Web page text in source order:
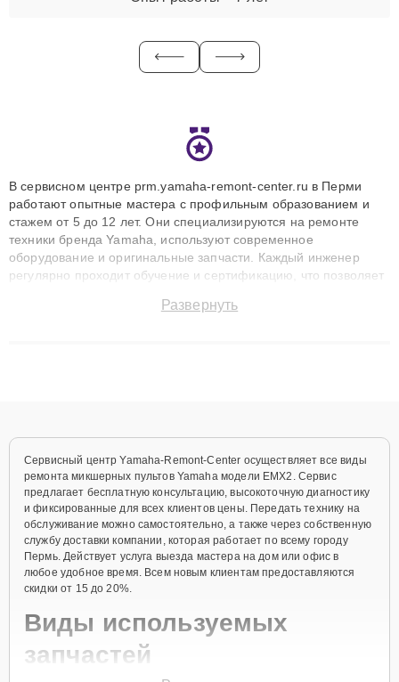
В сервисном центре prm.yamaha-remont-center.ru в Перми
работают опытные мастера с профильным образованием и
стажем от 5 до 12 лет. Они специализируются на ремонте
техники бренда Yamaha, используют современное
оборудование и оригинальные запчасти. Каждый инженер
регулярно проходит обучение и сертификацию, что позволяет
технику с сохранением гарантии до 3 лет. Наши мастера
Развернуть
Сервисный центр Yamaha-Remont-Center осуществляет все виды
ремонта микшерных пультов Yamaha модели EMX2. Сервис
предлагает бесплатную консультацию, высокоточную диагностику
и фиксированные для всех клиентов цены. Передать технику на
обслуживание можно самостоятельно, а также через собственную
службу доставки компании, которая работает по всему городу
Пермь. Действует услуга выезда мастера на дом или офис в
любое удобное время. Всем новым клиентам предоставляются
скидки от 15 до 20%.
Виды используемых
запчастей